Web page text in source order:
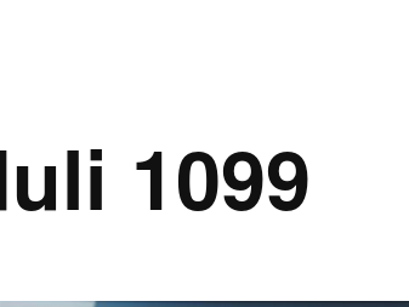
1099